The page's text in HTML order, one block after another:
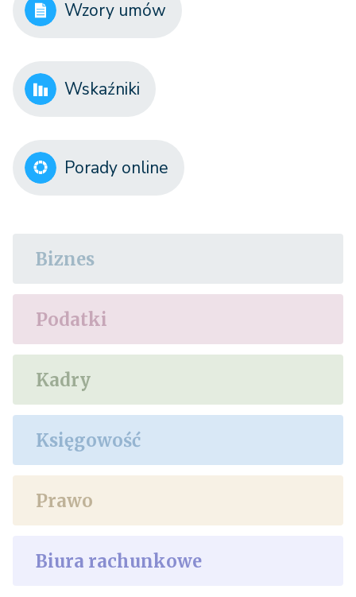
Wzory umów
Wskaźniki
Porady online
Biznes
Podatki
Kadry
Księgowość
Prawo
Biura rachunkowe